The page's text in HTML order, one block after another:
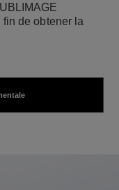
fin de obtener la